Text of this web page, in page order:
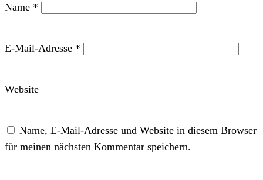
Name *
E-Mail-Adresse *
Website
Name, E-Mail-Adresse und Website in diesem Browser
für meinen nächsten Kommentar speichern.